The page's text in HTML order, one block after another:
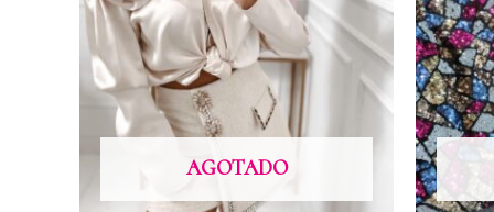
AGOTADO